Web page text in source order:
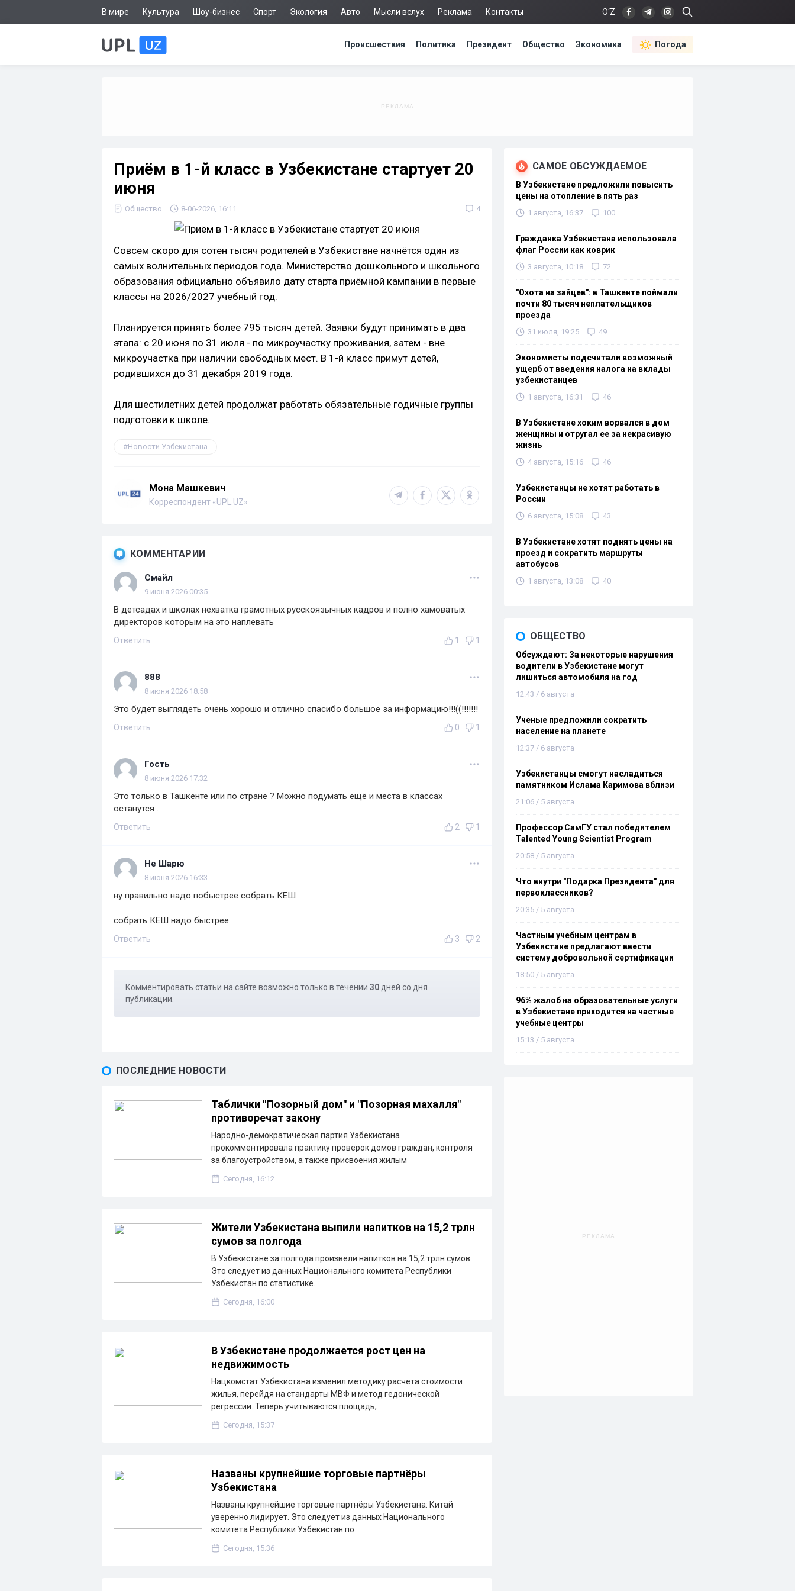
В мире Культура Шоу-бизнес Спорт Экология Авто Мысли вслух Реклама Контакты O‘Z
Происшествия Политика Президент Общество Экономика Погода
Приём в 1-й класс в Узбекистане стартует 20
июня
Общество 8-06-2026, 16:11 4
Совсем скоро для сотен тысяч родителей в Узбекистане начнётся один из
самых волнительных периодов года. Министерство дошкольного и школьного
образования официально объявило дату старта приёмной кампании в первые
классы на 2026/2027 учебный год.
Планируется принять более 795 тысяч детей. Заявки будут принимать в два
этапа: с 20 июня по 31 июля - по микроучастку проживания, затем - вне
микроучастка при наличии свободных мест. В 1-й класс примут детей,
родившихся до 31 декабря 2019 года.
Для шестилетних детей продолжат работать обязательные годичные группы
подготовки к школе.
Новости Узбекистана
Мона Машкевич
Корреспондент «UPL.UZ»
КОММЕНТАРИИ
Смайл
9 июня 2026 00:35
В детсадах и школах нехватка грамотных русскоязычных кадров и полно хамоватых
директоров которым на это наплевать
Ответить 1 1
888
8 июня 2026 18:58
Это будет выглядеть очень хорошо и отлично спасибо большое за информацию!!!((!!!!!!!
Ответить 0 1
Гость
8 июня 2026 17:32
Это только в Ташкенте или по стране ? Можно подумать ещё и места в классах
останутся .
Ответить 2 1
Не Шарю
8 июня 2026 16:33
ну правильно надо побыстрее собрать КЕШ
собрать КЕШ надо быстрее
Ответить 3 2
Комментировать статьи на сайте возможно только в течении 30 дней со дня
публикации.
ПОСЛЕДНИЕ НОВОСТИ
Таблички "Позорный дом" и "Позорная махалля"
противоречат закону
Народно-демократическая партия Узбекистана
прокомментировала практику проверок домов граждан, контроля
за благоустройством, а также присвоения жилым
Сегодня, 16:12
Жители Узбекистана выпили напитков на 15,2 трлн
сумов за полгода
В Узбекистане за полгода произвели напитков на 15,2 трлн сумов.
Это следует из данных Национального комитета Республики
Узбекистан по статистике.
Сегодня, 16:00
В Узбекистане продолжается рост цен на
недвижимость
Нацкомстат Узбекистана изменил методику расчета стоимости
жилья, перейдя на стандарты МВФ и метод гедонической
регрессии. Теперь учитываются площадь,
Сегодня, 15:37
Названы крупнейшие торговые партнёры
Узбекистана
Названы крупнейшие торговые партнёры Узбекистана: Китай
уверенно лидирует. Это следует из данных Национального
комитета Республики Узбекистан по
Сегодня, 15:36
САМОЕ ОБСУЖДАЕМОЕ
В Узбекистане предложили повысить
цены на отопление в пять раз
1 августа, 16:37 100
Гражданка Узбекистана использовала
флаг России как коврик
3 августа, 10:18 72
"Охота на зайцев": в Ташкенте поймали
почти 80 тысяч неплательщиков
проезда
31 июля, 19:25 49
Экономисты подсчитали возможный
ущерб от введения налога на вклады
узбекистанцев
1 августа, 16:31 46
В Узбекистане хоким ворвался в дом
женщины и отругал ее за некрасивую
жизнь
4 августа, 15:16 46
Узбекистанцы не хотят работать в
России
6 августа, 15:08 43
В Узбекистане хотят поднять цены на
проезд и сократить маршруты
автобусов
1 августа, 13:08 40
ОБЩЕСТВО
Обсуждают: За некоторые нарушения
водители в Узбекистане могут
лишиться автомобиля на год
12:43 / 6 августа
Ученые предложили сократить
население на планете
12:37 / 6 августа
Узбекистанцы смогут насладиться
памятником Ислама Каримова вблизи
21:06 / 5 августа
Профессор СамГУ стал победителем
Talented Young Scientist Program
20:58 / 5 августа
Что внутри "Подарка Президента" для
первоклассников?
20:35 / 5 августа
Частным учебным центрам в
Узбекистане предлагают ввести
систему добровольной сертификации
18:50 / 5 августа
96% жалоб на образовательные услуги
в Узбекистане приходится на частные
учебные центры
15:13 / 5 августа